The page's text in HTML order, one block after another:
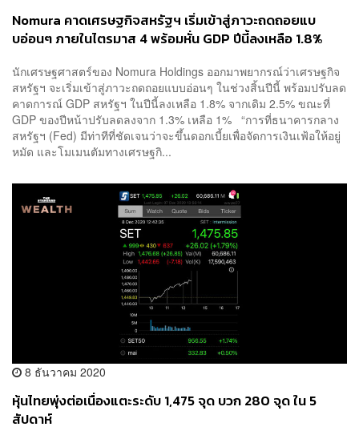
Nomura คาดเศรษฐกิจสหรัฐฯ เริ่มเข้าสู่ภาวะถดถอยแบ
บอ่อนๆ ภายในไตรมาส 4 พร้อมหั่น GDP ปีนี้ลงเหลือ 1.8%
นักเศรษฐศาสตร์ของ Nomura Holdings ออกมาพยากรณ์ว่าเศรษฐกิจ
สหรัฐฯ จะเริ่มเข้าสู่ภาวะถดถอยแบบอ่อนๆ ในช่วงสิ้นปีนี้ พร้อมปรับลด
คาดการณ์ GDP สหรัฐฯ ในปีนี้ลงเหลือ 1.8% จากเดิม 2.5% ขณะที่
GDP ของปีหน้าปรับลดลงจาก 1.3% เหลือ 1% “การที่ธนาคารกลาง
สหรัฐฯ (Fed) มีท่าทีที่ชัดเจนว่าจะขึ้นดอกเบี้ยเพื่อจัดการเงินเฟ้อให้อยู่
หมัด และโมเมนตัมทางเศรษฐกิ...
8 ธันวาคม 2020
หุ้นไทยพุ่งต่อเนื่องแตะระดับ 1,475 จุด บวก 280 จุด ใน 5
สัปดาห์